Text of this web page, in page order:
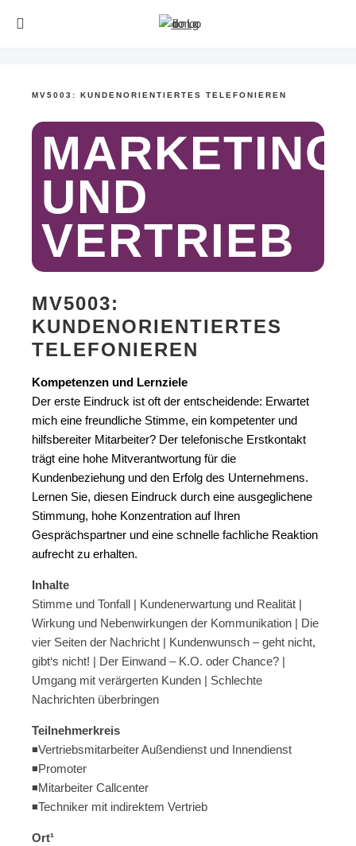
MV5003: KUNDENORIENTIERTES TELEFONIEREN
MARKETING
UND
VERTRIEB
MV5003:
KUNDENORIENTIERTES
TELEFONIEREN
Kompetenzen und Lernziele
Der erste Eindruck ist oft der entscheidende: Erwartet
mich eine freundliche Stimme, ein kompetenter und
hilfsbereiter Mitarbeiter? Der telefonische Erstkontakt
trägt eine hohe Mitverantwortung für die
Kundenbeziehung und den Erfolg des Unternehmens.
Lernen Sie, diesen Eindruck durch eine ausgeglichene
Stimmung, hohe Konzentration auf Ihren
Gesprächspartner und eine schnelle fachliche Reaktion
aufrecht zu erhalten.
Inhalte
Stimme und Tonfall | Kundenerwartung und Realität |
Wirkung und Nebenwirkungen der Kommunikation | Die
vier Seiten der Nachricht | Kundenwunsch – geht nicht,
gibt‘s nicht! | Der Einwand – K.O. oder Chance? |
Umgang mit verärgerten Kunden | Schlechte
Nachrichten überbringen
Teilnehmerkreis
◾Vertriebsmitarbeiter Außendienst und Innendienst
◾Promoter
◾Mitarbeiter Callcenter
◾Techniker mit indirektem Vertrieb
Ort¹